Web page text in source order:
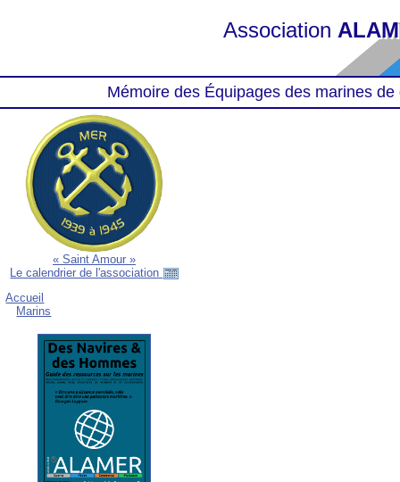
Association
Mémoire des Équipages des marines
« Saint Amour »
Le calendrier de l'association
Accueil
Marins